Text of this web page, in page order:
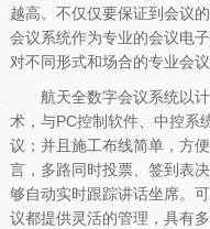
越高。不仅仅要保证到会议
会议系统作为专业的会议电
对不同形式和场合的专业会议
航天全数字会议系统以
术，与PC控制软件、中控系
议；并且施工布线简单，方
言，多路同时投票、签到表
够自动实时跟踪讲话坐席。
议都提供灵活的管理，具有